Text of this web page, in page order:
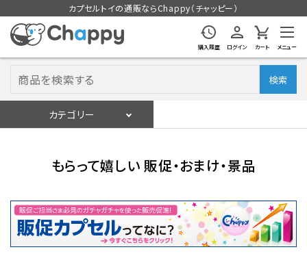
カプセルトイの通販ならChappy（チャッピー）
購入履歴 ログイン カート メニュー
検索
カテゴリー
カプセルトイマシン本体
もらって嬉しい 販促・おまけ・景品